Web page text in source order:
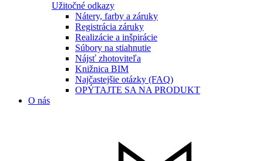
Užitočné odkazy
Nátery, farby a záruky
Registrácia záruky
Realizácie a inšpirácie
Súbory na stiahnutie
Nájsť zhotoviteľa
Knižnica BIM
Najčastejšie otázky (FAQ)
OPÝTAJTE SA NA PRODUKT
O nás